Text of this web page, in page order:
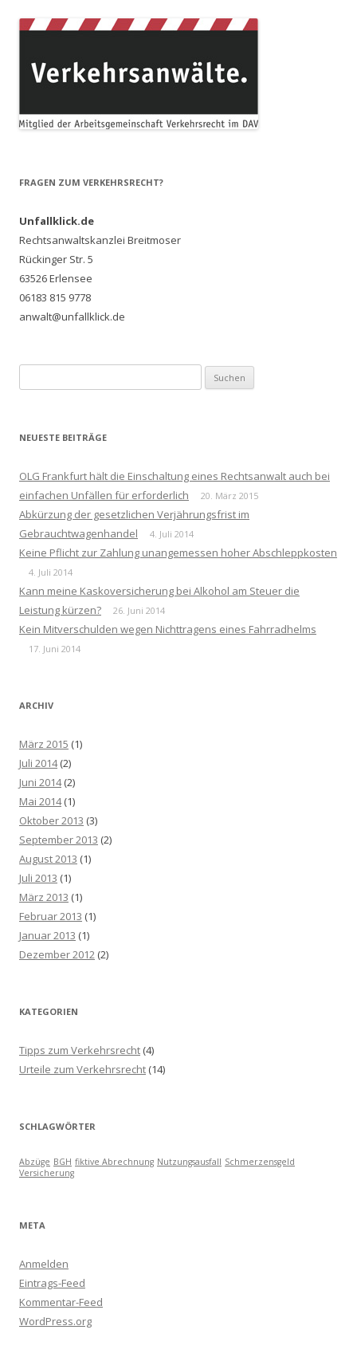
FRAGEN ZUM VERKEHRSRECHT?
Unfallklick.de
Rechtsanwaltskanzlei Breitmoser
Rückinger Str. 5
63526 Erlensee
06183 815 9778
anwalt@unfallklick.de
nach:
NEUESTE BEITRÄGE
OLG Frankfurt hält die Einschaltung eines Rechtsanwalt auch bei
einfachen Unfällen für erforderlich
20. März 2015
Abkürzung der gesetzlichen Verjährungsfrist im
Gebrauchtwagenhandel
4. Juli 2014
Keine Pflicht zur Zahlung unangemessen hoher Abschleppkosten
4. Juli 2014
Kann meine Kaskoversicherung bei Alkohol am Steuer die
Leistung kürzen?
26. Juni 2014
Kein Mitverschulden wegen Nichttragens eines Fahrradhelms
17. Juni 2014
ARCHIV
März 2015 (1)
Juli 2014(2)
Juni 2014(2)
Mai 2014(1)
Oktober 2013 (3)
September 2013 (2)
August 2013 (1)
Juli 2013 (1)
März 2013 (1)
Februar 2013 (1)
Januar 2013 (1)
Dezember 2012 (2)
KATEGORIEN
Tipps zum Verkehrsrecht (4)
Urteile zum Verkehrsrecht (14)
SCHLAGWÖRTER
Abzüge BGH fiktive Abrechnung Nutzungsausfall Schmerzensgeld
Versicherung
META
Anmelden
Eintrags-Feed
Kommentar-Feed
WordPress.org